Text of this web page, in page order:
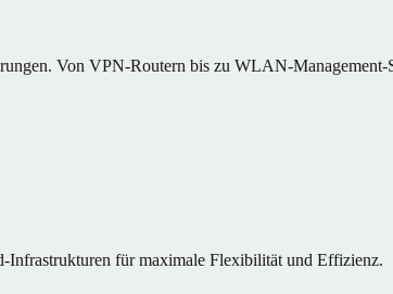
Von VPN-Routern bis zu WLAN-Management-
Infrastrukturen für maximale Flexibilität und Effizienz.